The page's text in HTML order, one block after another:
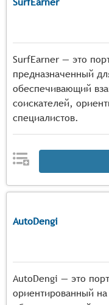
SurfEarner — это
предназначенный
обеспечивающий
соискателей,
специалистов.
AutoDengi
AutoDengi — это
ориентированный